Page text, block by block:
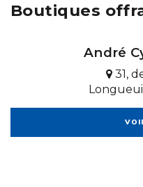
Boutiques
André
31,